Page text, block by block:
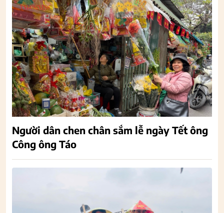
Người dân chen chân sắm lễ ngày Tết ông
Công ông Táo